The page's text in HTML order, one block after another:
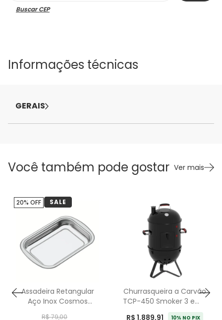
Buscar CEP
Informações técnicas
GERAIS
Você também pode gostar Ver mais
Assadeira Retangular
Aço Inox Cosmos
R$ 79,00
20% OFF SALE
Churrasqueira a Carvão
TCP-450 Smoker 3 em 1
Aço Esmaltado com
R$ 1.889,91 10% NO PIX